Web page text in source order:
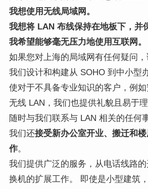
我想使用无线局域网。
我想将 LAN 布线保持在地板下，并
我希望能够毫无压力地使用互联网。
如果您对上海的局域网有任何疑问，
我们设计和构建从 SOHO 到中小型
使对于不具备专业知识的客户，例
无线 LAN，我们也提供礼貌且易于
随时与我们联系与 LAN 相关的任何
我们还接受新办公室开业、搬迁和
作。
我们提供广泛的服务，从电话线路
换机的扩展工作。 即使是小型建筑